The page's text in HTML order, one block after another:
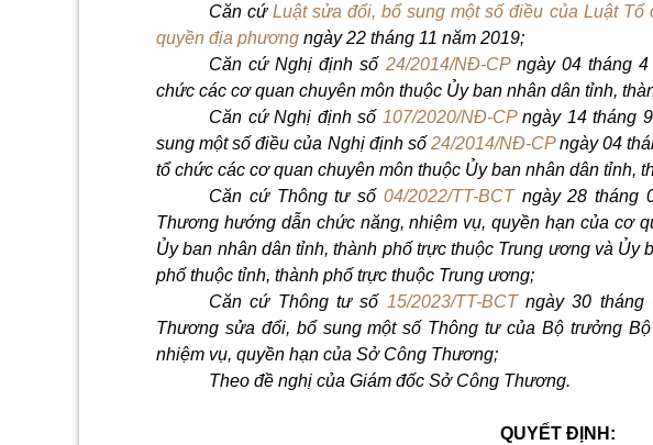
Căn cứLuật sửa đổi, bổ sung một số điều của Luật
quyền địa phương ngày 22 tháng 11 năm 2019;
Căn cứ Nghị định số 24/2014/NĐ-CPngày 04 tháng 4
chức các cơ quan chuyên môn thuộc Ủy ban nhân dân tỉnh,
Căn cứ Nghị định số 107/2020/NĐ-CPngày 14 tháng
sung một số điều của Nghị định số 24/2014/NĐ-CPngày 04
tổ chức các cơ quan chuyên môn thuộc Ủy ban nhân dân tỉnh,
Căn cứ Thông tư số 04/2022/TT-BCTngày 28 tháng
Thương hướng dẫn chức năng, nhiệm vụ, quyền hạn của cơ
Ủy ban nhân dân tỉnh, thành phố trực thuộc Trung ương và Ủy
phố thuộc tỉnh, thành phố trực thuộc Trung ương;
Căn cứ Thông tư số 15/2023/TT-BCTngày 30 tháng
Thương sửa đổi, bổ sung một số Thông tư của Bộ trưởng
nhiệm vụ, quyền hạn của Sở Công Thương;
Theo đề nghị của Giám đốc Sở Công Thương.
QUYẾT ĐỊNH: